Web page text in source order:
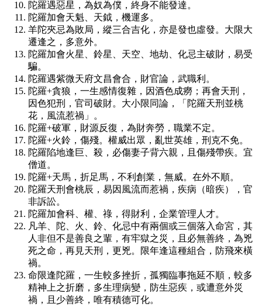
陀羅遇惡星，為奴為僕，終身不能發達。
陀羅加會天魁、天鉞，機運多。
羊陀夾忌為敗局，縱三合吉化，亦是發也虛發。大限大
遷逢之，多意外。
陀羅加會火星、鈴星、天空、地劫、化忌主破財，易受
騙。
陀羅遇紫微天府文昌會合，財官論，武職利。
陀羅+貪狼，一生感情復雜，因酒色成癆；再會天刑，
因色犯刑，官司破財。大小限同論，「陀羅天刑並桃
花，風流惹禍」。
陀羅+破軍，財源反復，為財奔勞，職業不定。
陀羅+火鈴，傷殘。權威出眾，亂世英雄，刑克不免。
陀羅陷地逢巨、殺，必傷妻子背六親，且傷殘帶疾。宜
僧道。
陀羅+天馬，折足馬，不利創業，無威。在外不順。
陀羅天刑會桃辰，易因風流而惹禍，疾病（暗疾），官
非訴訟。
陀羅加會科、權、祿，得財利，企業管理人才。
凡羊、陀、火、鈴、化忌中有兩個或三個落入命宮，其
人非但不是善良之輩，有牢獄之災，且必無善終，為兇
死之命，再見天刑，更兇。限年逢這種組合，防飛來橫
禍。
命限逢陀羅，一生較多挫折，孤獨臨事拖延不順，較多
精神上之折磨，多生理病變，防生惡疾，或遭意外災
禍，且少善終，唯有積德可化。